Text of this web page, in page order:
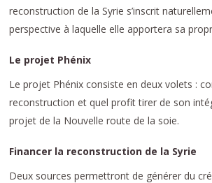
reconstruction de la Syrie s’inscrit
perspective à laquelle elle apportera sa
Le projet Phénix
Le projet Phénix consiste en deux volets :
reconstruction et quel profit tirer de son
projet de la Nouvelle route de la soie.
Financer la reconstruction de la Syrie
Deux sources permettront de générer du